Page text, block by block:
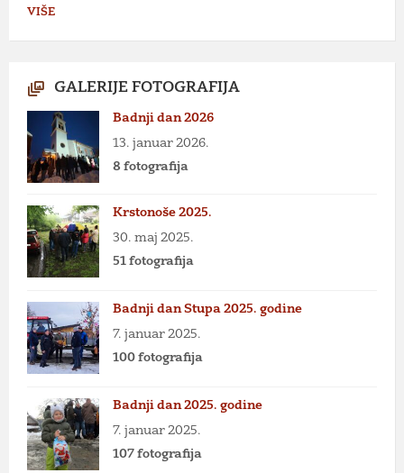
VIŠE
GALERIJE FOTOGRAFIJA
Badnji dan 2026
13. januar 2026.
8 fotografija
Krstonoše 2025.
30. maj 2025.
51 fotografija
Badnji dan Stupa 2025. godine
7. januar 2025.
100 fotografija
Badnji dan 2025. godine
7. januar 2025.
107 fotografija